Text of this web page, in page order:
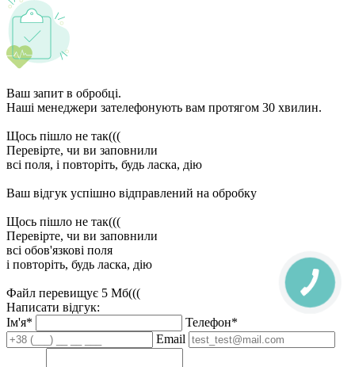
Ваш запит в обробці.
Наші менеджери зателефонують вам протягом 30 хвилин.
Щось пішло не так(((
Перевірте, чи ви заповнили
всі поля, і повторіть, будь ласка, дію
Ваш відгук успішно відправлений на обробку
Щось пішло не так(((
Перевірте, чи ви заповнили
всі обов'язкові поля
і повторіть, будь ласка, дію
Файл перевищує 5 Мб(((
Написати відгук:
Ім'я*
Телефон*
Email